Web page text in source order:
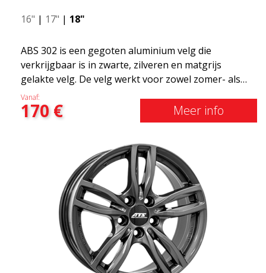
16" | 17" | 18"
ABS 302 is een gegoten aluminium velg die
verkrijgbaar is in zwarte, zilveren en matgrijs
gelakte velg. De velg werkt voor zowel zomer- als
wintergebruik en bevindt zich meestal bij Volvo,
Bmw, Mercedes en Saab. De velg past in principe op
alle automodellen. Gebruik regnr search en
ABS302 is een van onze hoogglans gepolijste
zilveren velgen die glans en virtuositeit aan de auto
geeft. De velg wordt omschreven als "Een klassiek 5-
spaaks ontwerp dat het goed doet op de meeste
auto's en mid-SUV's"
Vanaf:
170€ Meer info